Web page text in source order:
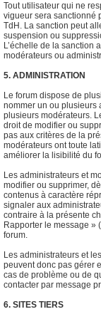
Tout utilisateur qui ne
vigueur sera sanctionné
TdH. La sanction peut
suspension ou
L’échelle de la sanction
modérateurs ou
5. ADMINISTRATION
Le forum dispose de
nommer un ou plusieurs
plusieurs modérateurs.
droit de modifier ou
pas aux critères de la
modérateurs ont toute
améliorer la lisibilité du
Les administrateurs et
modifier ou supprimer,
contenus à caractère
signaler aux
contraire à la présente
Rapporter le message »
forum.
Les administrateurs et
peuvent donc pas gérer
cas de problème ou de
contacter par message
6. SITES TIERS